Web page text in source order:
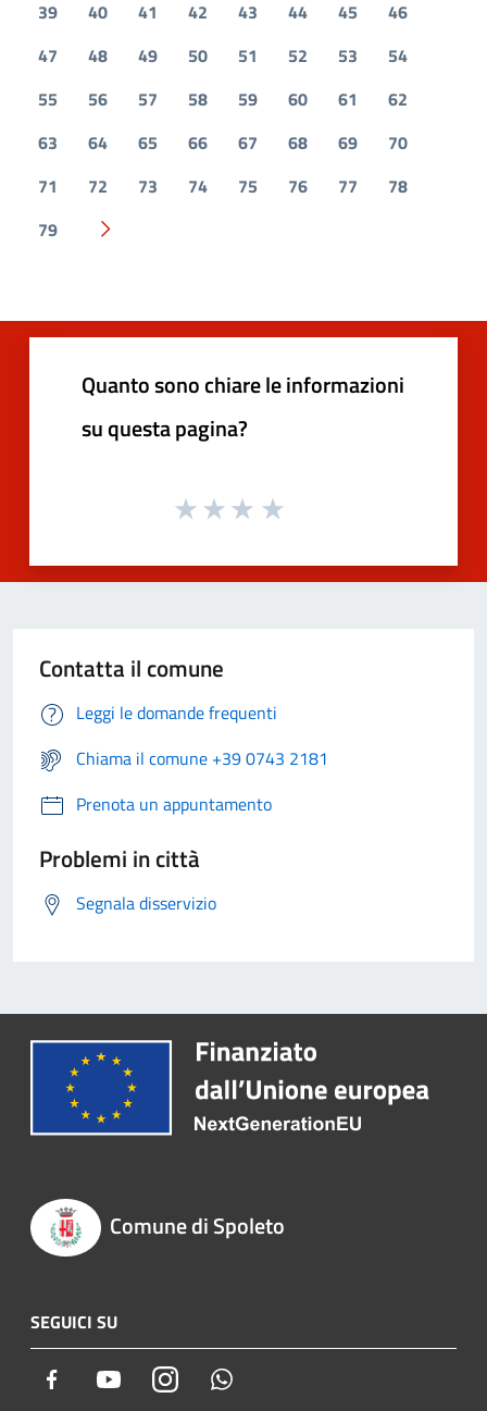
39 40 41 42 43 44 45
46
47
48 49 50 51 52 53
54
55
56 57 58 59 60 61
62
63
64 65 66 67 68 69
70
71
72 73 74 75 76 77
78
79
Pagina successiva
Quanto sono chiare le informazioni
su questa pagina?
Contatta il comune
Leggi le domande frequenti
Chiama il comune +39 0743 2181
Prenota un appuntamento
Problemi in città
Segnala disservizio
Comune di Spoleto
SEGUICI SU
Facebook YoutubeInstagram